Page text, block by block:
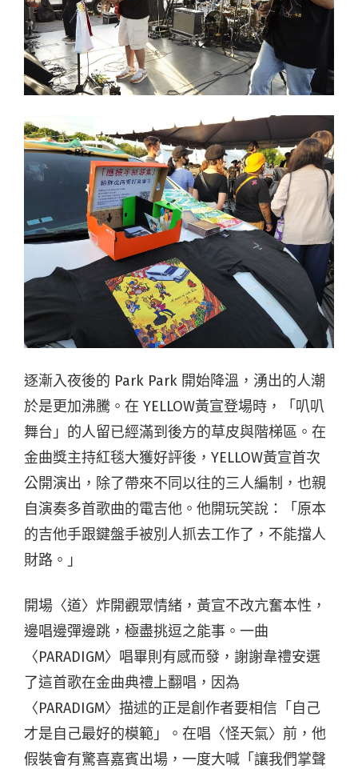
逐漸入夜後的 Park Park 開始降溫，湧出的人潮
於是更加沸騰。在 YELLOW黃宣登場時，「叭叭
舞台」的人留已經滿到後方的草皮與階梯區。在
金曲獎主持紅毯大獲好評後，YELLOW黃宣首次
公開演出，除了帶來不同以往的三人編制，也親
自演奏多首歌曲的電吉他。他開玩笑說：「原本
的吉他手跟鍵盤手被別人抓去工作了，不能擋人
財路。」
開場〈道〉炸開觀眾情緒，黃宣不改亢奮本性，
邊唱邊彈邊跳，極盡挑逗之能事。一曲
〈PARADIGM〉唱畢則有感而發，謝謝韋禮安選
了這首歌在金曲典禮上翻唱，因為
〈PARADIGM〉描述的正是創作者要相信「自己
才是自己最好的模範」。在唱〈怪天氣〉前，他
假裝會有驚喜嘉賓出場，一度大喊「讓我們掌聲